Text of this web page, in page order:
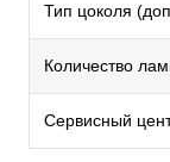
Количество
Сервисный